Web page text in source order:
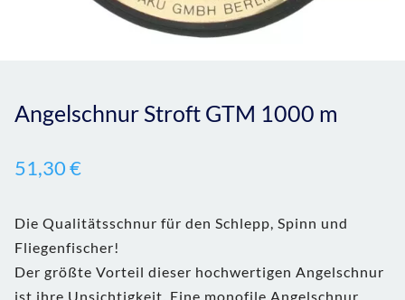
Angelschnur Stroft GTM 1000 m
51,30€
Die Qualitätsschnur für den Schlepp, Spinn und
Fliegenfischer!
Der größte Vorteil dieser hochwertigen Angelschnur
ist ihre Unsichtigkeit. Eine monofile Angelschnur